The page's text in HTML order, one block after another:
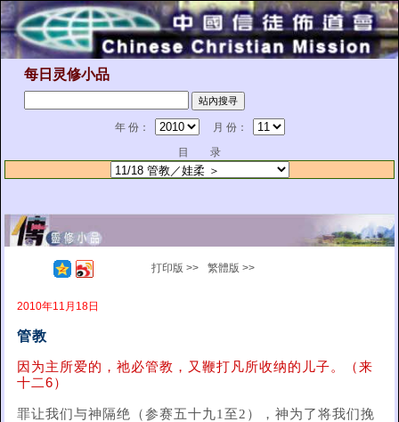
每日灵修小品
年 份：
月 份：
目 录
打印版 >> 繁體版 >>
2010年11月18日
管教
因为主所爱的，祂必管教，又鞭打凡所收纳的儿子。（来
十二6）
罪让我们与神隔绝（参赛五十九1至2），神为了将我们挽